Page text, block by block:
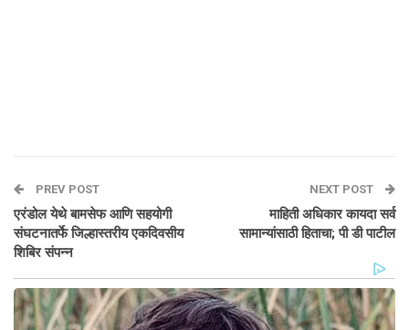
PREV POST
एरंडोल येथे बामसेफ आणि सहयोगी
संघटनातर्फे जिल्हास्तरीय एकदिवसीय
शिबिर संपन्न
NEXT POST
माहिती अधिकार कायदा सर्व
सामान्यांसाठी हिताचा; पी डी पाटील